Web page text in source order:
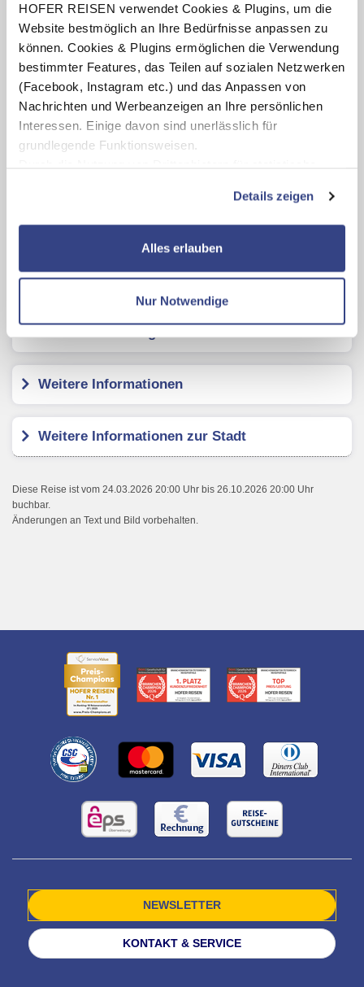
HOFER REISEN verwendet Cookies & Plugins, um die
Website bestmöglich an Ihre Bedürfnisse anpassen zu
können. Cookies & Plugins ermöglichen die Verwendung
bestimmter Features, das Teilen auf sozialen Netzwerken
(Facebook, Instagram etc.) und das Anpassen von
Nachrichten und Werbeanzeigen an Ihre persönlichen
Interessen. Einige davon sind unerlässlich für
grundlegende Funktionsweisen.
zusätzliche Dienste bzw. Technologien von Drittanbietern
nutzen und uns sowie Dritten weitere Personalisierungen
ermöglichen, dabei kommt es auch zu Übermittlungen
Datenschutzseite
Mit Klick auf "Alles erlauben" stimmen Sie der
Verwendung der Cookies & Plugins auf unseren
Details zeigen
Alles erlauben
Nur Notwendige
1 x - 4 x Übernachtung im Clarion Hotel Vienna
Verpflegung: Frühstücksbuffet
Benutzung des hoteleigenen Fitnessraumes
(Öffnungszeiten lt. Aushang vor Ort oder online)
1 x Eintritt pro Person ins Schloss Schönbrunn inkl.
Palace Ticket mit Audioguide (Öffnungszeiten lt. Aushang
vor Ort oder online)
Clarion Hotel Vienna South
Weitere Informationen
Weitere Informationen zur Stadt
Diese Reise ist vom 24.03.2026 20:00 Uhr bis 26.10.2026 20:00 Uhr
buchbar.
Änderungen an Text und Bild vorbehalten.
NEWSLETTER
KONTAKT & SERVICE